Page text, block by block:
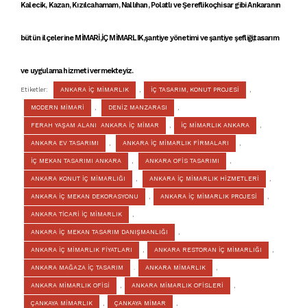
Kalecik, Kazan, Kızılcahamam, Nallıhan, Polatlı ve Şereflikoçhisar gibi Ankaranın
bütün ilçelerineMİMARİ,İÇ MİMARLIK,şantiye yönetimi ve şantiye şefliği,tasarım
ve uygulama hizmeti vermekteyiz.
Etiketler: ANKARA İÇ MİMARLIK , İÇ TASARIM, KONUT PROJESİ ,
MODERN MİMARİ , DENİZ MANZARASI ,
FERAH YAŞAM ALANI ANKARA İÇ MİMAR , İÇ MİMARLIK ANKARA ,
ANKARA EV TASARIMI , ANKARA İÇ MİMARLIK FİRMALARI ,
İÇ MEKAN TASARIMI ANKARA , ANKARA OFİS TASARIMI ,
ANKARA KONUT İÇ MİMARLIĞI , ANKARA İÇ MİMARLIK HİZMETLERİ ,
ANKARA İÇ MEKAN DEKORASYONU , ANKARA İÇ MİMARLIK PROJESİ ,
ANKARA TİCARİ İÇ MİMARLIK ,
ANKARA İÇ MEKAN TASARIM DANIŞMANLIĞI ,
ANKARA İÇ MİMARLIK FİYATLARI , ANKARA RESTORAN İÇ MİMARLIĞI ,
ANKARA MAĞAZA İÇ TASARIM . ANKARA MİMARLIK ,
ANKARA MİMARLIK OFİSİ , ANKARA MİMARLIK OFİSLERİ ,
ÇANKAYA MİMARLIK , ÇANKAYA MİMAR ,